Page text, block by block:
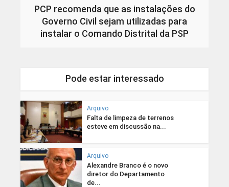
PCP recomenda que as instalações do
Governo Civil sejam utilizadas para
instalar o Comando Distrital da PSP
Pode estar interessado
Arquivo
Falta de limpeza de terrenos
esteve em discussão na...
Arquivo
Alexandre Branco é o novo
diretor do Departamento
de...